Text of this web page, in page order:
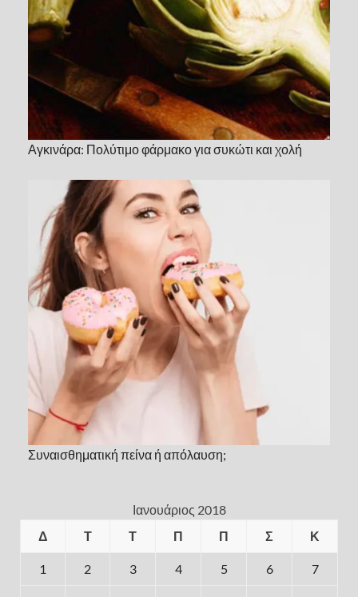
Αγκινάρα: Πολύτιμο φάρμακο για συκώτι και χολή
Συναισθηματική πείνα ή απόλαυση;
Ιανουάριος 2018
Δ
Τ Τ Π Π Σ Κ
1 2 3 4 5 6 7